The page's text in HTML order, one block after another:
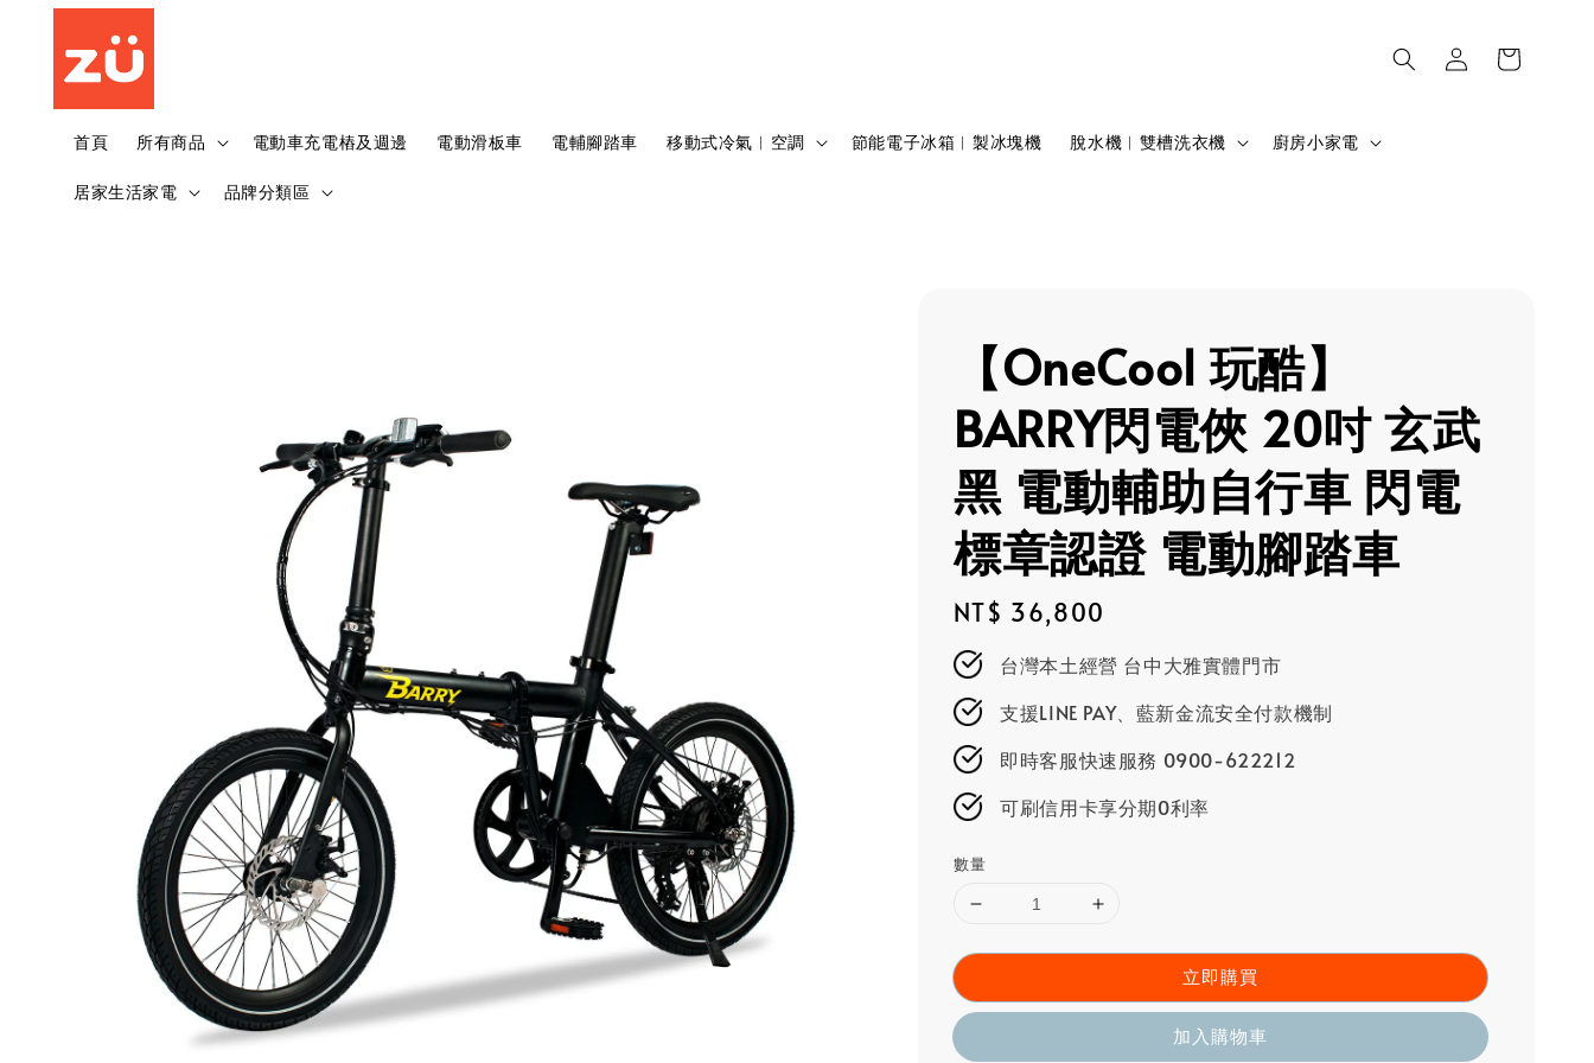
首頁 所有商品 電動車充電樁及週邊 電動滑板車 電輔腳踏車 移動式冷氣︱空調 節能電子冰箱︱製冰塊機 脫水機︱雙槽洗衣機 廚房小家電
居家生活家電 品牌分類區
【OneCool 玩酷】
BARRY閃電俠 20吋 玄武
黑 電動輔助自行車 閃電
標章認證 電動腳踏車
Regular
price
NT$ 36,800
台灣本土經營 台中大雅實體門市
支援LINE PAY、藍新金流安全付款機制
即時客服快速服務 0900-622212
可刷信用卡享分期0利率
數量
立即購買
加入購物車